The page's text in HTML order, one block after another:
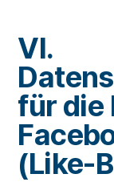
VI.
für die
(Like-